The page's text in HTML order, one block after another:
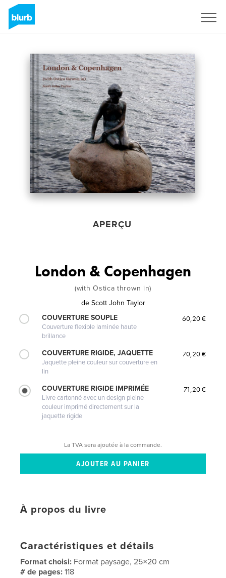
APERÇU
London & Copenhagen
(with Ostica thrown in)
de Scott John Taylor
COUVERTURE SOUPLE
Couverture flexible laminée haute
brillance
60,20 €
COUVERTURE RIGIDE, JAQUETTE
Jaquette pleine couleur sur couverture en
lin
70,20 €
COUVERTURE RIGIDE IMPRIMÉE
Livre cartonné avec un design pleine
couleur imprimé directement sur la
jaquette rigide
71,20 €
La TVA sera ajoutée à la commande.
À propos du livre
Caractéristiques et détails
Format choisi: Format paysage, 25×20 cm
# de pages:118